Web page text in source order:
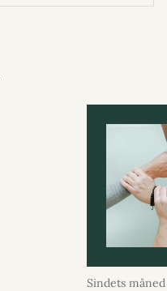
Sindets måned